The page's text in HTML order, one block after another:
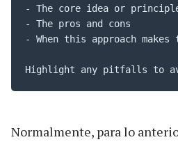
- The core idea or
- The pros and cons
- When this approach makes
Highlight any pitfalls to
Normalmente, para lo